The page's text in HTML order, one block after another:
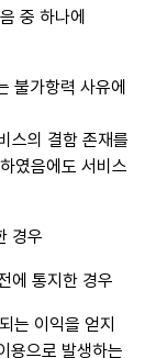
중 하나에
불가항력 사유에
스의 결함 존재를
였음에도 서비스
경우
에 통지한 경우
는 이익을 얻지
용으로 발생하는